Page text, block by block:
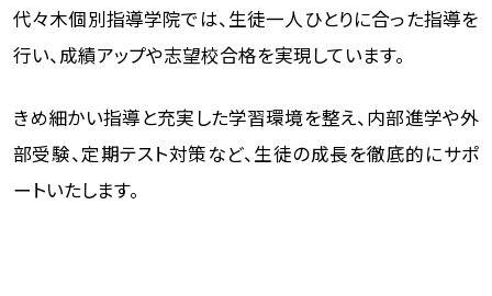
代々木個別指導学院では、生徒一人ひとりに合った指導を
行い、成績アップや志望校合格を実現しています。
きめ細かい指導と充実した学習環境を整え、内部進学や外
部受験、定期テスト対策など、生徒の成長を徹底的にサポ
ートいたします。